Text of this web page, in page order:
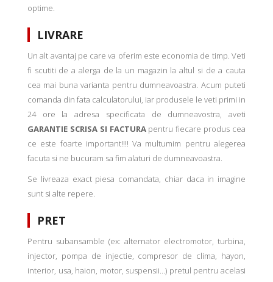
optime.
LIVRARE
Un alt avantaj pe care va oferim este economia de timp. Veti
fi scutiti de a alerga de la un magazin la altul si de a cauta
cea mai buna varianta pentru dumneavoastra. Acum puteti
comanda din fata calculatorului, iar produsele le veti primi in
24 ore la adresa specificata de dumneavostra, aveti
GARANTIE SCRISA SI FACTURApentru fiecare produs cea
ce este foarte important!!!! Va multumim pentru alegerea
facuta si ne bucuram sa fim alaturi de dumneavoastra.
Se livreaza exact piesa comandata, chiar daca in imagine
sunt si alte repere.
PRET
Pentru subansamble (ex: alternator electromotor, turbina,
injector, pompa de injectie, compresor de clima, hayon,
interior, usa, haion, motor, suspensii...) pretul pentru acelasi